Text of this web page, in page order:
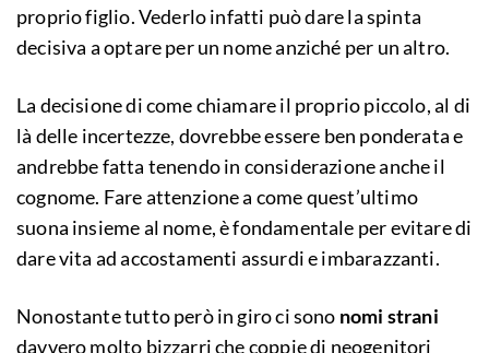
proprio figlio. Vederlo infatti può dare la spinta
decisiva a optare per un nome anziché per un altro.
La decisione di come chiamare il proprio piccolo, al di
là delle incertezze, dovrebbe essere ben ponderata e
andrebbe fatta tenendo in considerazione anche il
cognome. Fare attenzione a come quest’ultimo
suona insieme al nome, è fondamentale per evitare di
dare vita ad accostamenti assurdi e imbarazzanti.
Nonostante tutto però in giro ci sono nomi strani
davvero molto bizzarri che coppie di neogenitori